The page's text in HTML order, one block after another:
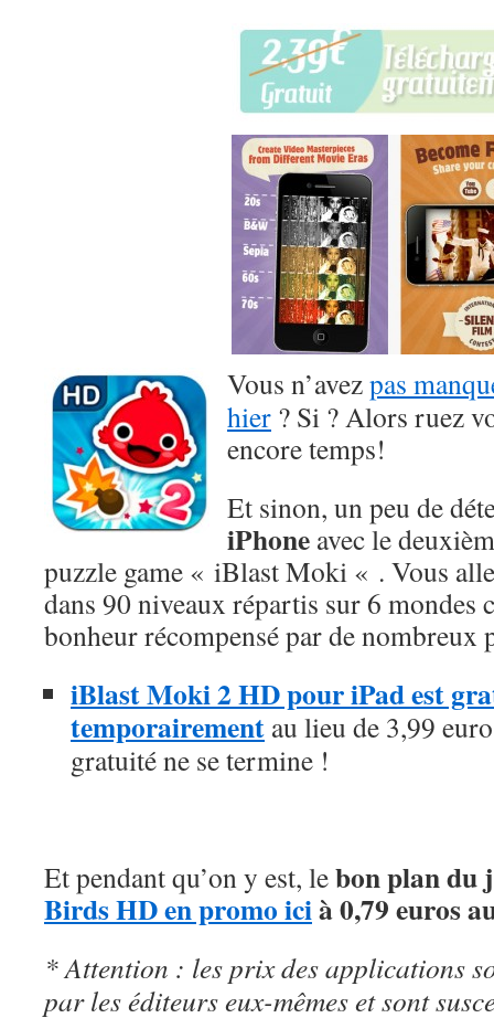
Vous n’avezpas
hier ? Si ? Alors ruez
encore temps!
Et sinon, un peu de
iPhone avec le
puzzle game « iBlast Moki « . Vous
dans 90 niveaux répartis sur 6 mondes
bonheur récompensé par de nombreux
iBlast Moki 2 HD pour iPad est
temporairement au lieu de 3,99
gratuité ne se termine !
Et pendant qu’on y est, lebon plan du
Birds HD en promo icià 0,79 euros
* Attention : les prix des applications
par les éditeurs eux-mêmes et sont